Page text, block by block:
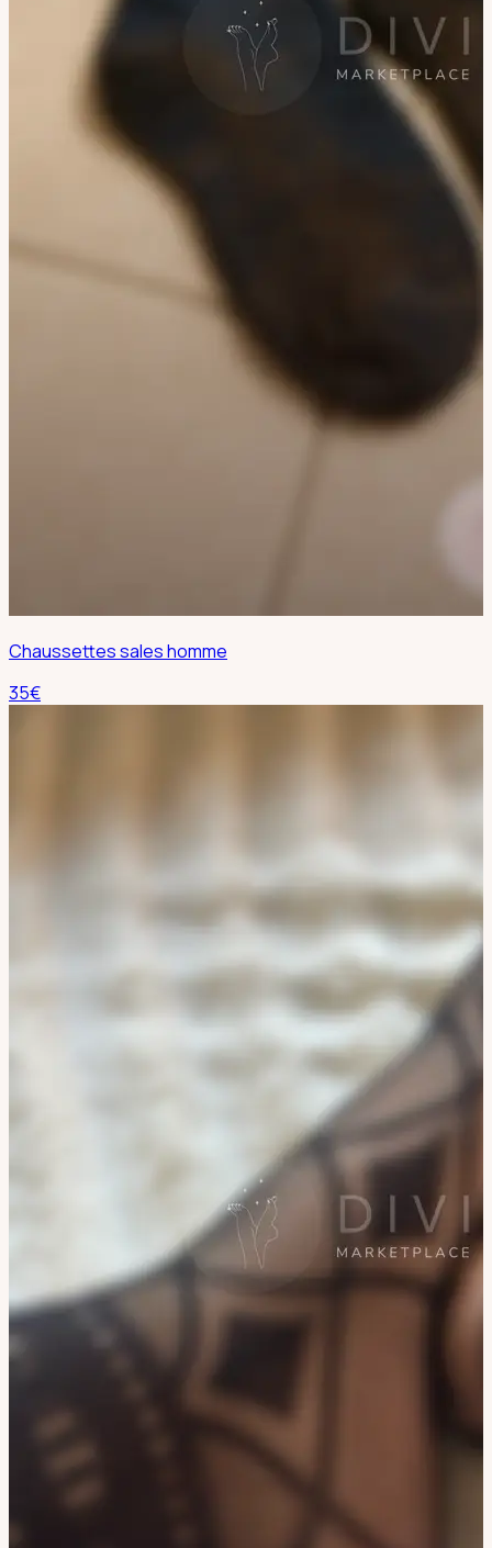
Chaussettes sales homme
35€